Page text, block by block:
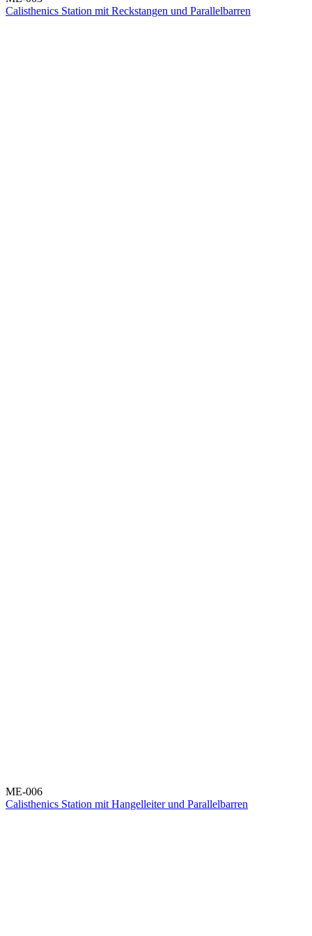
Calisthenics Station mit Reckstangen und Parallelbarren
ME-006
Calisthenics Station mit Hangelleiter und Parallelbarren